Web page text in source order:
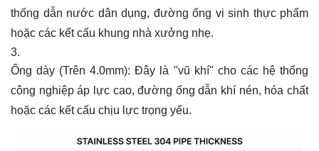
thống dẫn nước dân dụng, đường ống vi sinh thực phẩm
hoặc các kết cấu khung nhà xưởng nhẹ.
Ống dày (Trên 4.0mm): Đây là "vũ khí" cho các hệ thống
công nghiệp áp lực cao, đường ống dẫn khí nén, hóa chất
hoặc các kết cấu chịu lực trọng yếu.